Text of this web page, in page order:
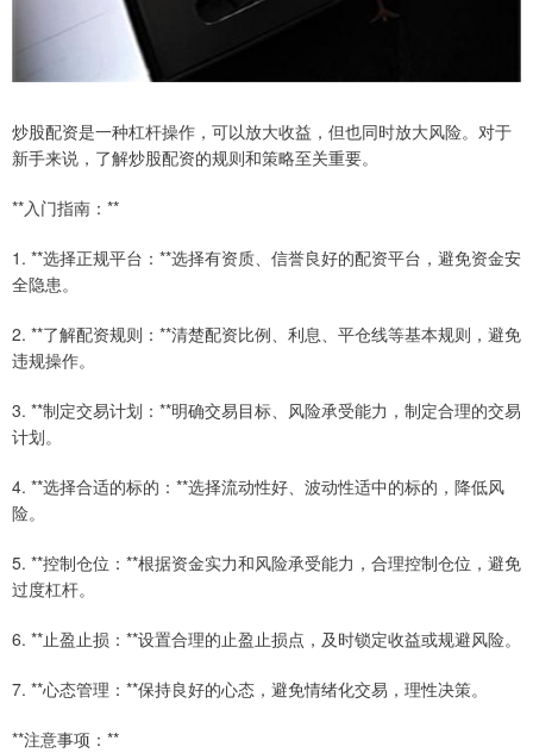
炒股配资是一种杠杆操作，可以放大收益，但也同时放大风险。对于
新手来说，了解炒股配资的规则和策略至关重要。
**入门指南：**
1. **选择正规平台：**选择有资质、信誉良好的配资平台，避免资金安
全隐患。
2. **了解配资规则：**清楚配资比例、利息、平仓线等基本规则，避免
违规操作。
3. **制定交易计划：**明确交易目标、风险承受能力，制定合理的交易
计划。
4. **选择合适的标的：**选择流动性好、波动性适中的标的，降低风
险。
5. **控制仓位：**根据资金实力和风险承受能力，合理控制仓位，避免
过度杠杆。
6. **止盈止损：**设置合理的止盈止损点，及时锁定收益或规避风险。
7. **心态管理：**保持良好的心态，避免情绪化交易，理性决策。
**注意事项：**